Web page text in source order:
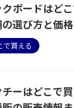
ボードはど
選び方と価
で買える
ーはどこで